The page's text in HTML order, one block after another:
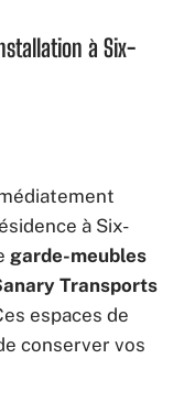
à Six-
à Six-
garde-meubles
Transports
espaces de
conserver vos